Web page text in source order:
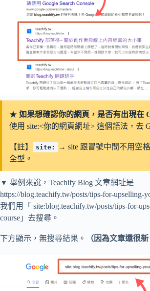
★ 如果想確認你的網頁，是否有出現在
使用 site:<你的網頁網址> 這個語法，去
【註】 site:
→ site 跟冒號中間不用空
全型。
▼ 舉例來說，Teachify Blog 文章網址是
https://blog.teachify.tw/posts/tips-for-upselling-
我們用「 site:blog.teachify.tw/posts/tips-for-
course」去搜尋。
下方顯示，無搜尋結果。 （因為文章還很